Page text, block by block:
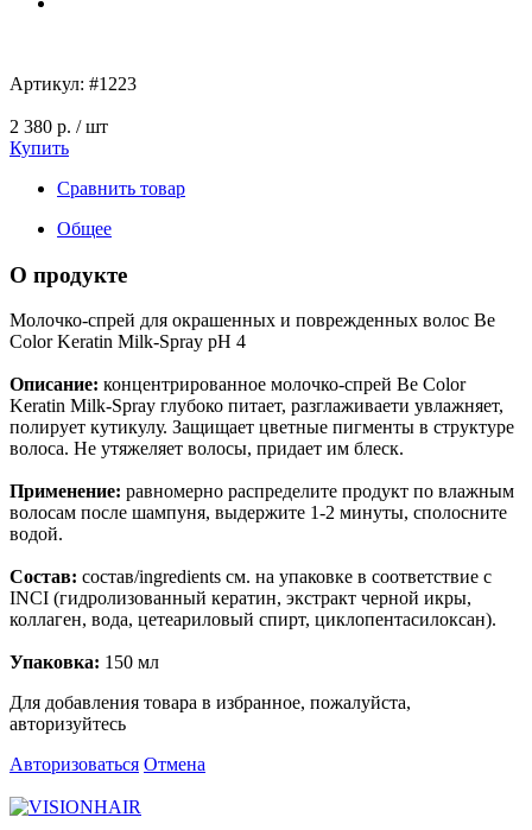
Артикул: #1223
2 380 р. / шт
Купить
Сравнить товар
Общее
О продукте
Молочко-спрей для окрашенных и поврежденных волос Be
Color Keratin Milk-Spray pH 4
Описание: концентрированное молочко-спрей Be Color
Keratin Milk-Spray глубоко питает, разглаживаети увлажняет,
полирует кутикулу. Защищает цветные пигменты в структуре
волоса. Не утяжеляет волосы, придает им блеск.
Применение: равномерно распределите продукт по влажным
волосам после шампуня, выдержите 1-2 минуты, сполосните
водой.
Состав: состав/ingredients см. на упаковке в соответствие с
INCI (гидролизованный кератин, экстракт черной икры,
коллаген, вода, цетеариловый спирт, циклопентасилоксан).
Упаковка: 150 мл
Для добавления товара в избранное, пожалуйста,
авторизуйтесь
Авторизоваться Отмена